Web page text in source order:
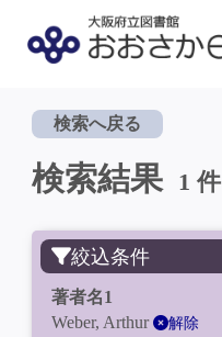
検索へ戻る
検索結果 1 件
絞込条件
著者名1
Weber, Arthur
解除